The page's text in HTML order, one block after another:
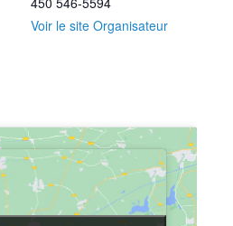
Voir le site Organisateur